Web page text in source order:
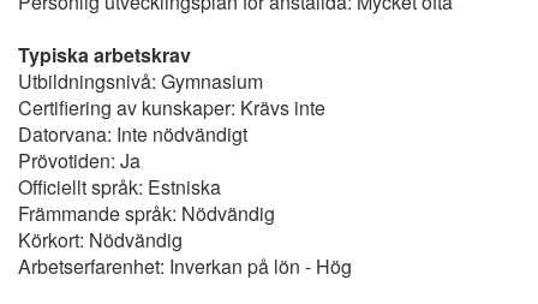
Typiska arbetskrav
Utbildningsnivå: Gymnasium
Certifiering av kunskaper: Krävs inte
Datorvana: Inte nödvändigt
Prövotiden: Ja
Officiellt språk: Estniska
Främmande språk: Nödvändig
Körkort: Nödvändig
Arbetserfarenhet: Inverkan på lön - Hög